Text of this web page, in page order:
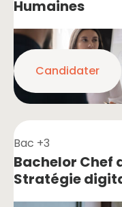
Humaines
Candidater
Bac +3
Bachelor Chef
Stratégie